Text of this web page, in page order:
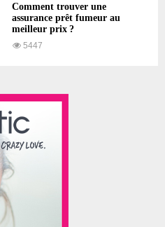
Comment trouver une
assurance prêt fumeur au
meilleur prix ?
5447